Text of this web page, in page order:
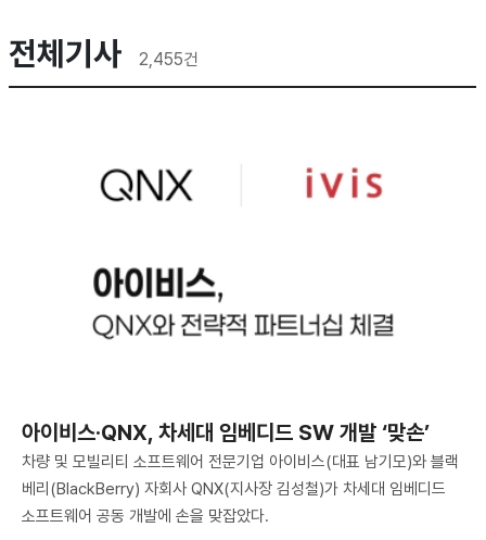
전체기사 2,455건
아이비스·QNX, 차세대 임베디드 SW 개발 ‘맞손’
차량 및 모빌리티 소프트웨어 전문기업 아이비스(대표 남기모)와 블랙
베리(BlackBerry) 자회사 QNX(지사장 김성철)가 차세대 임베디드
소프트웨어 공동 개발에 손을 맞잡았다.